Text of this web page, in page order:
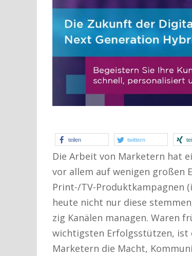
teilen twittern
Die Arbeit von Marketern hat
vor allem auf wenigen großen
Print-/TV-Produktkampagnen
heute nicht nur diese
zig Kanälen managen. Waren
wichtigsten Erfolgsstützen, ist
Marketern die Macht,